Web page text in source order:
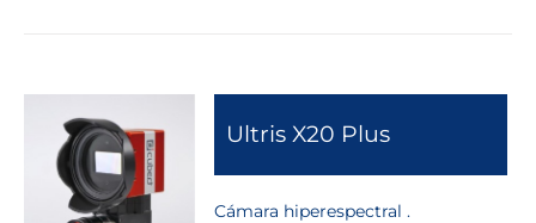
Ultris X20 Plus
Cámara hiperespectral .